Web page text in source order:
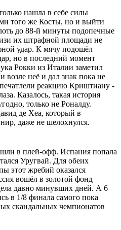
нашла в себе силы
того же Косты, но и выйти
до 88-й минуты подопечные
их штрафной площади не
удар. К мячу подошёл
но в последний момент
Рокки из Италии заметил
возле неё и дал знак пока не
реакцию Криштиану -
Казалось, такая история
только не Роналду.
де Хеа, который в
даже не шелохнулся.
в плей-офф. Испания попала
Уругвай. Для обеих
этот жребий оказался
вошёл в золотой фонд
давно минувших дней. А 6
в 1/8 финала самого пока
скандальных чемпионатов